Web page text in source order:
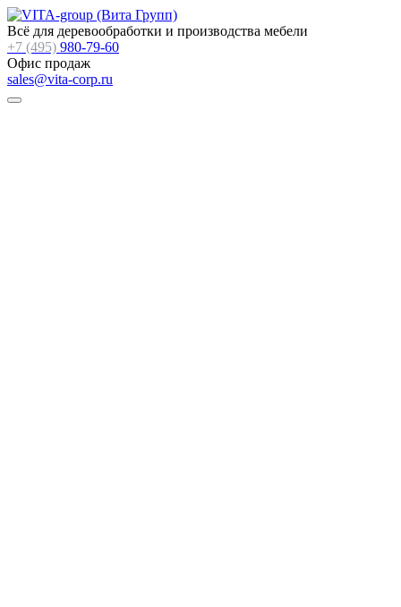
Всё для деревообработки и производства мебели
+7 (495) 980-79-60
Офис продаж
sales@vita-corp.ru